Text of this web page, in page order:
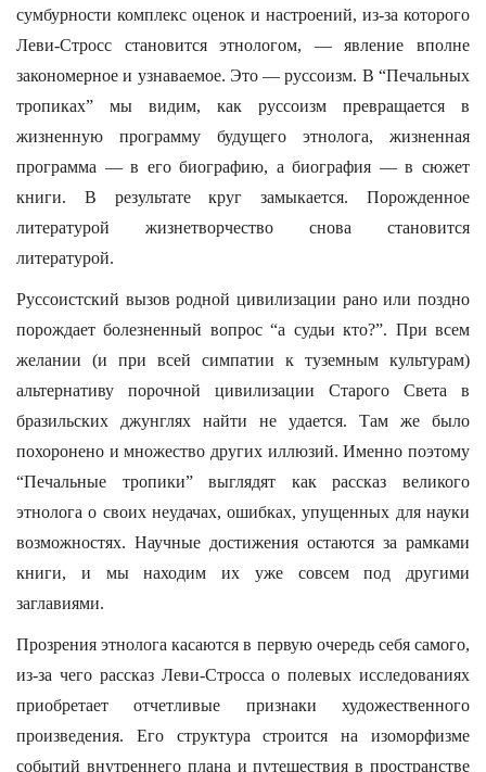
сумбурности комплекс оценок и настроений, из-за которого
Леви-Стросс становится этнологом, — явление вполне
закономерное и узнаваемое. Это — руссоизм. В “Печальных
тропиках” мы видим, как руссоизм превращается в
жизненную программу будущего этнолога, жизненная
программа — в его биографию, а биография — в сюжет
книги. В результате круг замыкается. Порожденное
литературой жизнетворчество снова становится
литературой.
Руссоистский вызов родной цивилизации рано или поздно
порождает болезненный вопрос “а судьи кто?”. При всем
желании (и при всей симпатии к туземным культурам)
альтернативу порочной цивилизации Старого Света в
бразильских джунглях найти не удается. Там же было
похоронено и множество других иллюзий. Именно поэтому
“Печальные тропики” выглядят как рассказ великого
этнолога о своих неудачах, ошибках, упущенных для науки
возможностях. Научные достижения остаются за рамками
книги, и мы находим их уже совсем под другими
заглавиями.
Прозрения этнолога касаются в первую очередь себя самого,
из-за чего рассказ Леви-Стросса о полевых исследованиях
приобретает отчетливые признаки художественного
произведения. Его структура строится на изоморфизме
событий внутреннего плана и путешествия в пространстве